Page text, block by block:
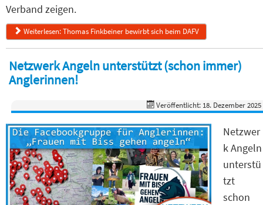
Verband zeigen.
Weiterlesen: Thomas Finkbeiner bewirbt sich beim DAFV
Netzwerk Angeln unterstützt (schon immer)
Anglerinnen!
Veröffentlicht: 18. Dezember 2025
Netzwer
k Angeln
unterstü
tzt
schon